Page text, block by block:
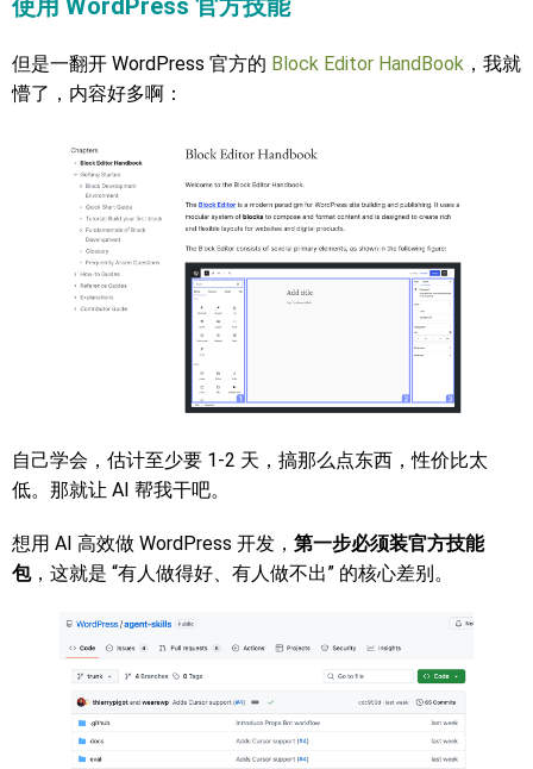
使用 WordPress 官方技能
但是一翻开 WordPress 官方的 Block Editor HandBook ，我就
懵了，内容好多啊：
自己学会，估计至少要 1-2 天，搞那么点东西，性价比太
低。那就让 AI 帮我干吧。
想用 AI 高效做 WordPress 开发， 第一步必须装官方技能
包，这就是 “有人做得好、有人做不出” 的核心差别。